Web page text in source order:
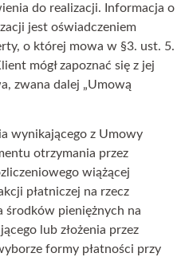
do realizacji. Informacja o
jest oświadczeniem
o której mowa w §3. ust. 5.
mógł zapoznać się z jej
zwana dalej „Umową
wynikającego z Umowy
otrzymania przez
wiążącej
płatniczej na rzecz
środków pieniężnych na
lub złożenia przez
formy płatności przy